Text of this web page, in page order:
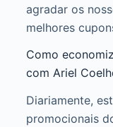
agradar os
melhores
Como
com Ariel
Diariamente,
promocionais